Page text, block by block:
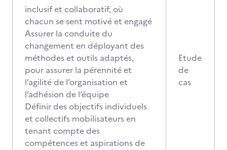
inclusif et collaboratif, où
chacun se sent motivé et engagé
Assurer la conduite du
changement en déployant des
méthodes et outils adaptés,
pour assurer la pérennité et
l’agilité de l’organisation et
l’adhésion de l’équipe
Définir des objectifs individuels
et collectifs mobilisateurs en
tenant compte des
compétences et aspirations de
Etude
de
cas